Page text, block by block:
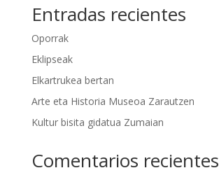
Entradas recientes
Oporrak
Eklipseak
Elkartrukea bertan
Arte eta Historia Museoa Zarautzen
Kultur bisita gidatua Zumaian
Comentarios recientes